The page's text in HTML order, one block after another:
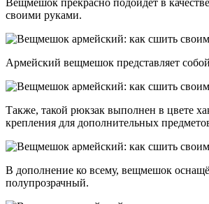
Вещмешок прекрасно подойдёт в
своими руками.
Армейский вещмешок представляет
Также, такой рюкзак выполнен в цвете
крепления для дополнительных
В дополнение ко всему, вещмешок
полупрозрачный.